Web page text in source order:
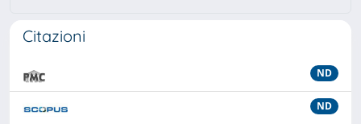
Citazioni
ND
ND